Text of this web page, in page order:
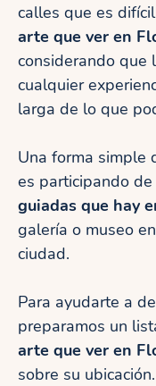
calles que es
arte que ver en
considerando que
cualquier
larga de lo que
Una forma simple
es participando
guiadas que hay
galería o museo
ciudad.
Para ayudarte a
preparamos un
arte que ver en
sobre su